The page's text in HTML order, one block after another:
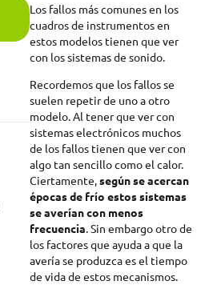
Los fallos más comunes en los
cuadros de instrumentos en
estos modelos tienen que ver
con los sistemas de sonido.
Recordemos que los fallos se
suelen repetir de uno a otro
modelo. Al tener que ver con
sistemas electrónicos muchos
de los fallos tienen que ver con
algo tan sencillo como el calor.
Ciertamente,según se acercan
épocas de frío estos sistemas
se averían con menos
frecuencia. Sin embargo otro de
los factores que ayuda a que la
avería se produzca es el tiempo
de vida de estos mecanismos.